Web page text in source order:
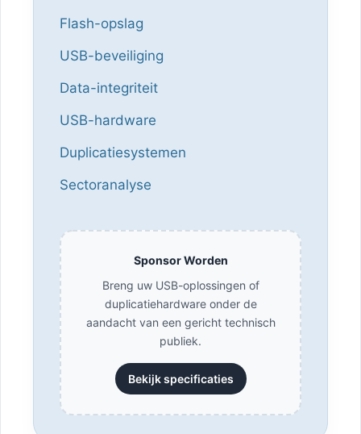
Flash-opslag
USB-beveiliging
Data-integriteit
USB-hardware
Duplicatiesystemen
Sectoranalyse
Sponsor Worden
Breng uw USB-oplossingen of
duplicatiehardware onder de
aandacht van een gericht technisch
publiek.
Bekijk specificaties